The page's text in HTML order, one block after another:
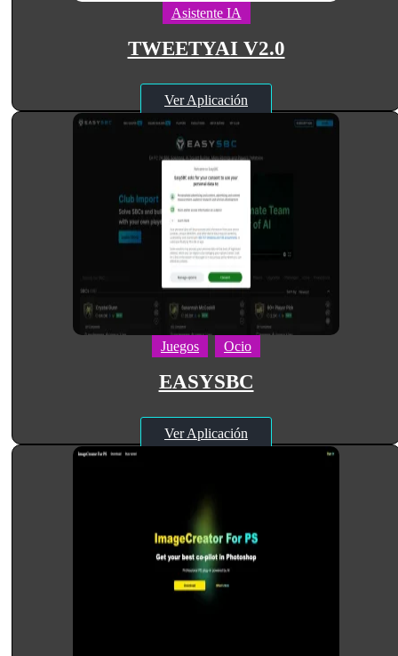
Asistente IA
TWEETYAI V2.0
Ver Aplicación
Juegos Ocio
EASYSBC
Ver Aplicación